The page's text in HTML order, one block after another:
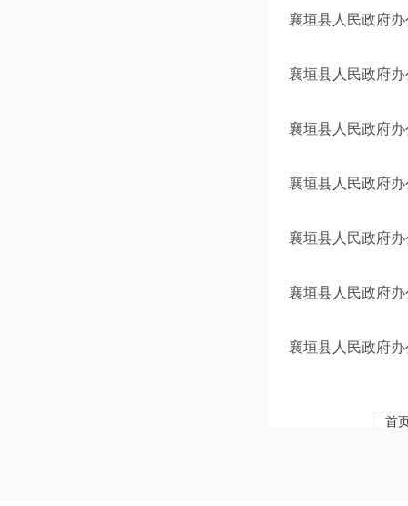
襄垣县人民政府
襄垣县人民政府
襄垣县人民政府
襄垣县人民政府
襄垣县人民政府
襄垣县人民政府
襄垣县人民政府
首